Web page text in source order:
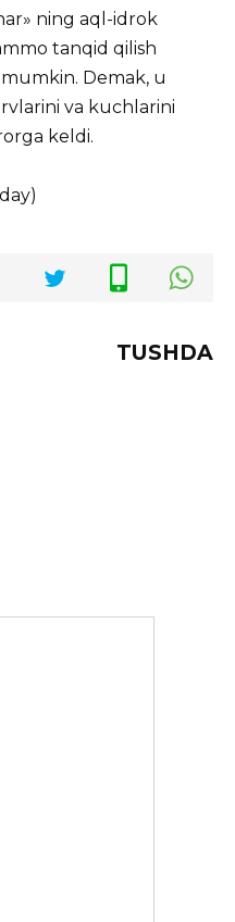
ning aql-idrok
tanqid qilish
Demak, u
va kuchlarini
keldi.
TUSHDA